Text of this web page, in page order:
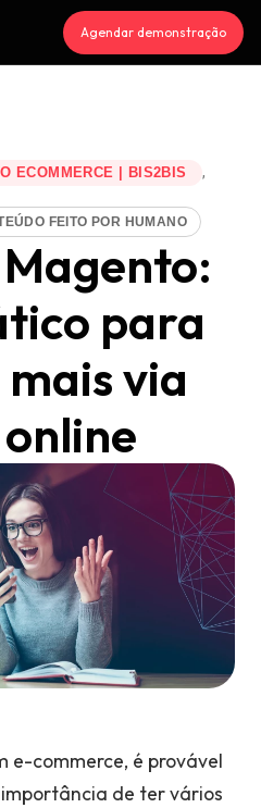
Agendar demonstração
ECOMMERCE | BIS2BIS ,
FEITO POR HUMANO
para
via
e-commerce, é provável
de ter vários